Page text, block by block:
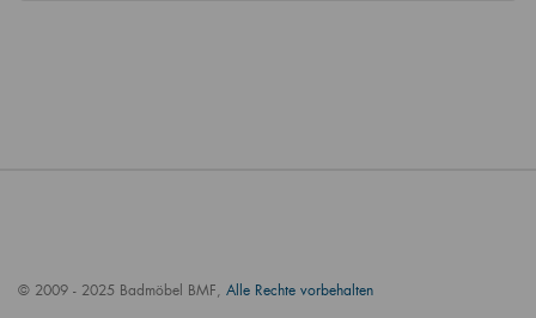
© 2009 - 2025 Badmöbel BMF, Alle Rechte vorbehalten